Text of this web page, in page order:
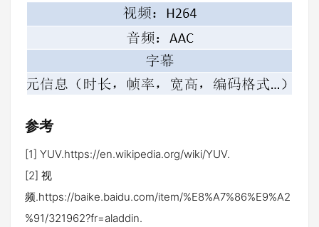
参考
[1] YUV.https://en.wikipedia.org/wiki/YUV.
[2] 视
频.https://baike.baidu.com/item/%E8%A7%86%E9%A2
%91/321962?fr=aladdin.